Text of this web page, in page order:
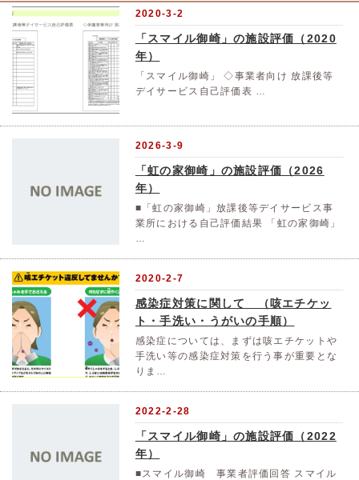
2020-3-2
「スマイル御崎」の施設評価（2020
年）
「スマイル御崎」 ◇事業者向け 放課後等
デイサービス自己評価表 …
2026-3-9
「虹の家御崎」の施設評価（2026
年）
■「虹の家御崎」放課後等デイサービス事
業所における自己評価結果 「虹の家御崎」
2020-2-7
感染症対策に関して （咳エチケッ
ト・手洗い・うがいの手順）
感染症については、まずは咳エチケットや
手洗い等の感染症対策を行う事が重要とな
りま…
2022-2-28
「スマイル御崎」の施設評価（2022
年）
■スマイル御崎 事業者評価回答 スマイル